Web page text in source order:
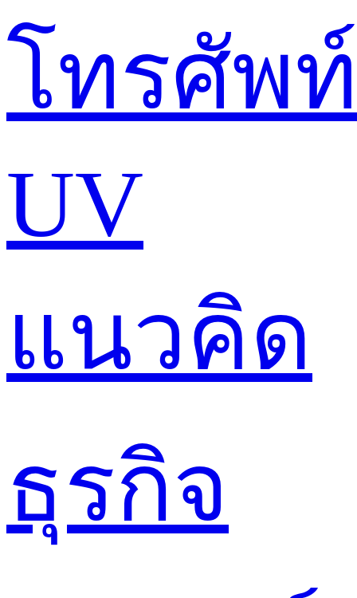
โทรศัพท์
UV
แนวคิด
ธุรกิจ